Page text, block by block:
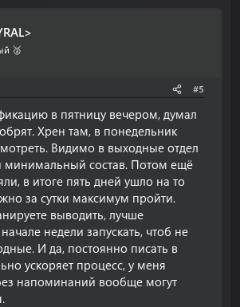
🥈
#5
в пятницу вечером, думал
Хрен там, в понедельник
Видимо в выходные отдел
минимальный состав. Потом ещё
в итоге пять дней ушло на то
за сутки максимум пройти.
выводить, лучше
недели запускать, чтоб не
И да, постоянно писать в
ускоряет процесс, у меня
напоминаний вообще могут